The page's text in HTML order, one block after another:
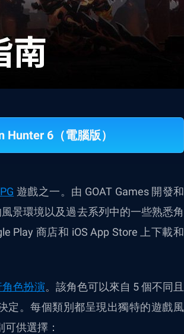
Hunter 6（電腦版）
遊戲之一。由 GOAT Games 開發和
景環境以及過去系列中的一些熟悉角
Play 商店和 iOS App Store 上下載和
色扮演。該角色可以來自 5 個不同且
定。每個類別都呈現出獨特的遊戲風
供選擇：